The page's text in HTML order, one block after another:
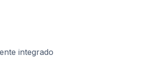
integrado